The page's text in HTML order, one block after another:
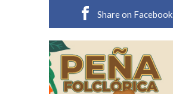
Share on Facebook